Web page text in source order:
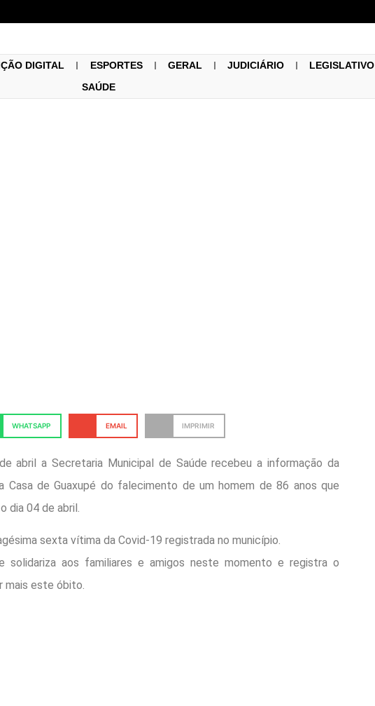
DIGITAL ESPORTES GERAL JUDICIÁRIO LEGISLATIVO
SAÚDE
WHATSAPP EMAIL IMPRIMIR
abril a Secretaria Municipal de Saúde recebeu a informação da
Casa de Guaxupé do falecimento de um homem de 86 anos que
dia 04 de abril.
sexta vítima da Covid-19 registrada no município.
solidariza aos familiares e amigos neste momento e registra o
mais este óbito.